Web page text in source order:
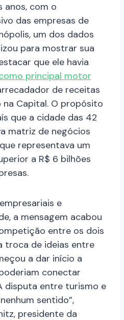
anos, com o
das empresas de
um dos dados
para mostrar sua
que ele havia
principal motor
de receitas
Capital. O propósito
que a cidade das 42
matriz de negócios
representava um
a R$ 6 bilhões
e
a mensagem acabou
entre os dois
troca de ideias entre
a dar início a
conectar
disputa entre turismo e
sentido”,
presidente da